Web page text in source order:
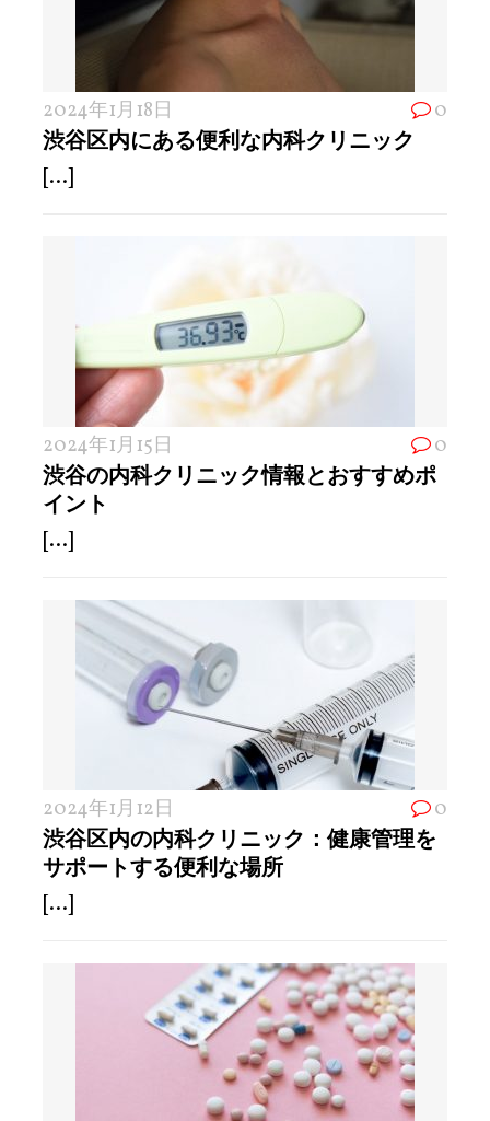
2024年1月18日 0
渋谷区内にある便利な内科クリニック
[...]
2024年1月15日 0
渋谷の内科クリニック情報とおすすめポ
イント
[...]
2024年1月12日 0
渋谷区内の内科クリニック：健康管理を
サポートする便利な場所
[...]